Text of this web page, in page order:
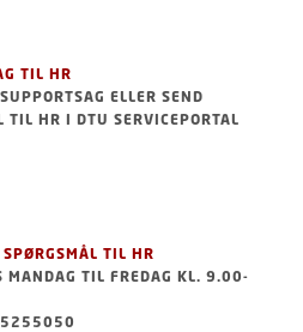
TIL HR
ELLER SEND
TIL HR I DTU SERVICEPORTAL
SPØRGSMÅL TIL HR
MANDAG TIL FREDAG KL. 9.00-